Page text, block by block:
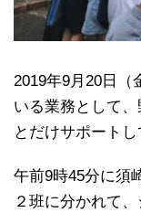
2019年9月20日（
いる業務として
とだけサポートし
午前9時45分に須
２班に分かれて